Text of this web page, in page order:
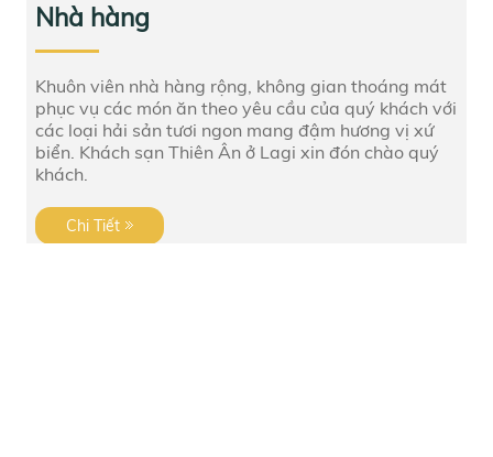
Nhà hàng
Khuôn viên nhà hàng rộng, không gian thoáng mát
phục vụ các món ăn theo yêu cầu của quý khách với
các loại hải sản tươi ngon mang đậm hương vị xứ
biển. Khách sạn Thiên Ân ở Lagi xin đón chào quý
khách.
Chi Tiết